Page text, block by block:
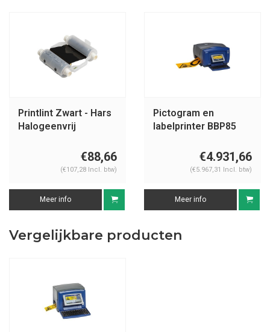
Printlint Zwart - Hars
Halogeenvrij
€88,66
(€107,28 Incl. btw)
Meer info
Pictogram en
labelprinter BBP85
€4.931,66
(€5.967,31 Incl. btw)
Meer info
Vergelijkbare producten